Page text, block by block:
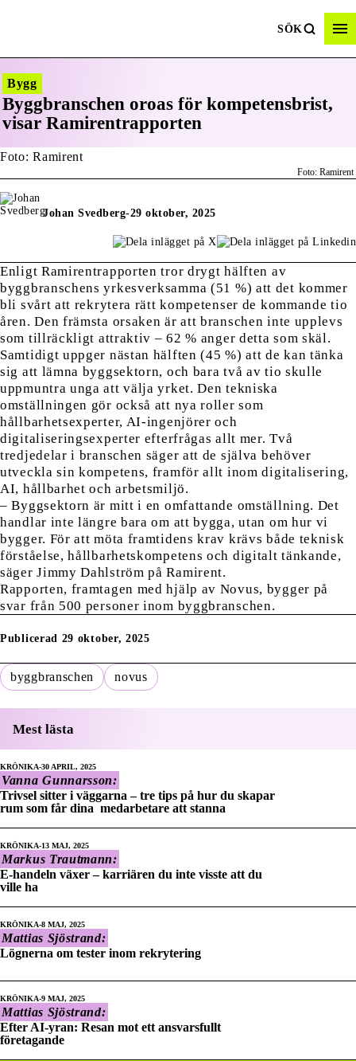
SÖK
Bygg
Byggbranschen oroas för kompetensbrist,
visar Ramirentrapporten
Foto: Ramirent
Johan Svedberg-29 oktober, 2025
Enligt Ramirentrapporten tror drygt hälften av
byggbranschens yrkesverksamma (51 %) att det kommer
bli svårt att rekrytera rätt kompetenser de kommande tio
åren. Den främsta orsaken är att branschen inte upplevs
som tillräckligt attraktiv – 62 % anger detta som skäl.
Samtidigt uppger nästan hälften (45 %) att de kan tänka
sig att lämna byggsektorn, och bara två av tio skulle
uppmuntra unga att välja yrket. Den tekniska
omställningen gör också att nya roller som
hållbarhetsexperter, AI-ingenjörer och
digitaliseringsexperter efterfrågas allt mer. Två
tredjedelar i branschen säger att de själva behöver
utveckla sin kompetens, framför allt inom digitalisering,
AI, hållbarhet och arbetsmiljö.
– Byggsektorn är mitt i en omfattande omställning. Det
handlar inte längre bara om att bygga, utan om hur vi
bygger. För att möta framtidens krav krävs både teknisk
förståelse, hållbarhetskompetens och digitalt tänkande,
säger Jimmy Dahlström på Ramirent.
Rapporten, framtagen med hjälp av Novus, bygger på
svar från 500 personer inom byggbranschen.
Publicerad 29 oktober, 2025
byggbranschen novus
Mest lästa
KRÖNIKA 30 APRIL, 2025
Vanna Gunnarsson:
Trivsel sitter i väggarna – tre tips på hur du skapar
rum som får dina medarbetare att stanna
KRÖNIKA 13 MAJ, 2025
Markus Trautmann:
E-handeln växer – karriären du inte visste att du
ville ha
KRÖNIKA 8 MAJ, 2025
Mattias Sjöstrand:
Lögnerna om tester inom rekrytering
KRÖNIKA 9 MAJ, 2025
Mattias Sjöstrand:
Efter AI-yran: Resan mot ett ansvarsfullt
företagande